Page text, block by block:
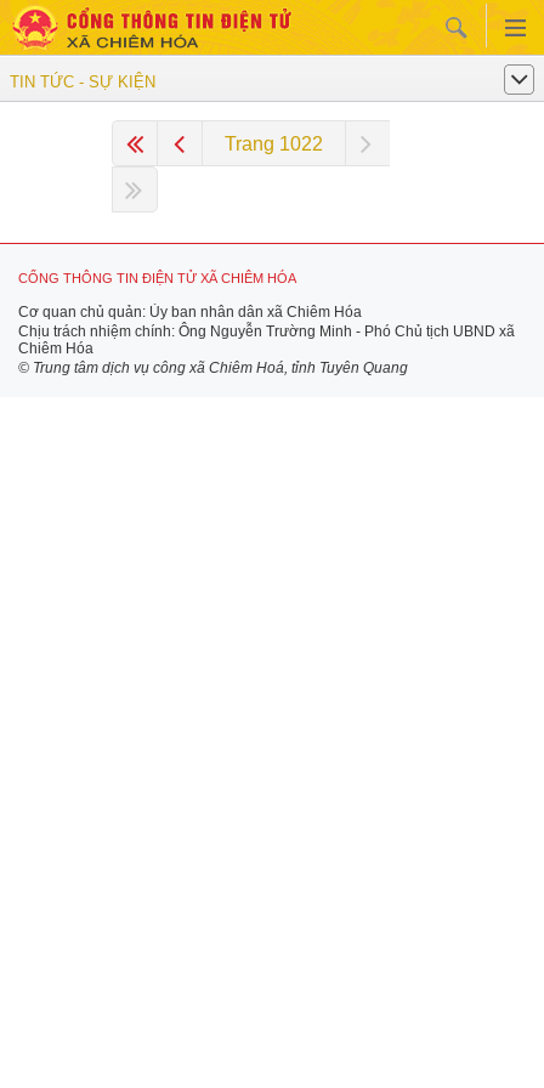
TIN TỨC - SỰ KIỆN
Trang 1022
CỔNG THÔNG TIN ĐIỆN TỬ XÃ CHIÊM HÓA
Cơ quan chủ quản: Ủy ban nhân dân xã Chiêm Hóa
Chịu trách nhiệm chính: Ông Nguyễn Trường Minh - Phó Chủ tịch UBND xã
Chiêm Hóa
© Trung tâm dịch vụ công xã Chiêm Hoá, tỉnh Tuyên Quang